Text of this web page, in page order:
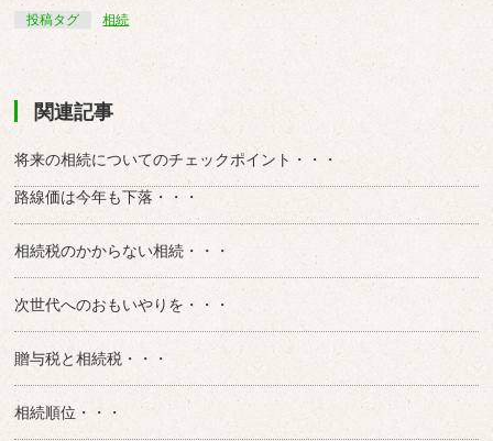
投稿タグ 相続
関連記事
将来の相続についてのチェックポイント・・・
路線価は今年も下落・・・
相続税のかからない相続・・・
次世代へのおもいやりを・・・
贈与税と相続税・・・
相続順位・・・